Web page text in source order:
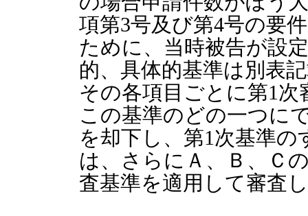
項第3号及び第4号の要
ために、当時被告が設
的、具体的基準は別表
その各項目ごとに第1
この基準のどの一つに
を却下し、第1次基準
は、さらにＡ、Ｂ、Ｃ
査基準を適用して審査